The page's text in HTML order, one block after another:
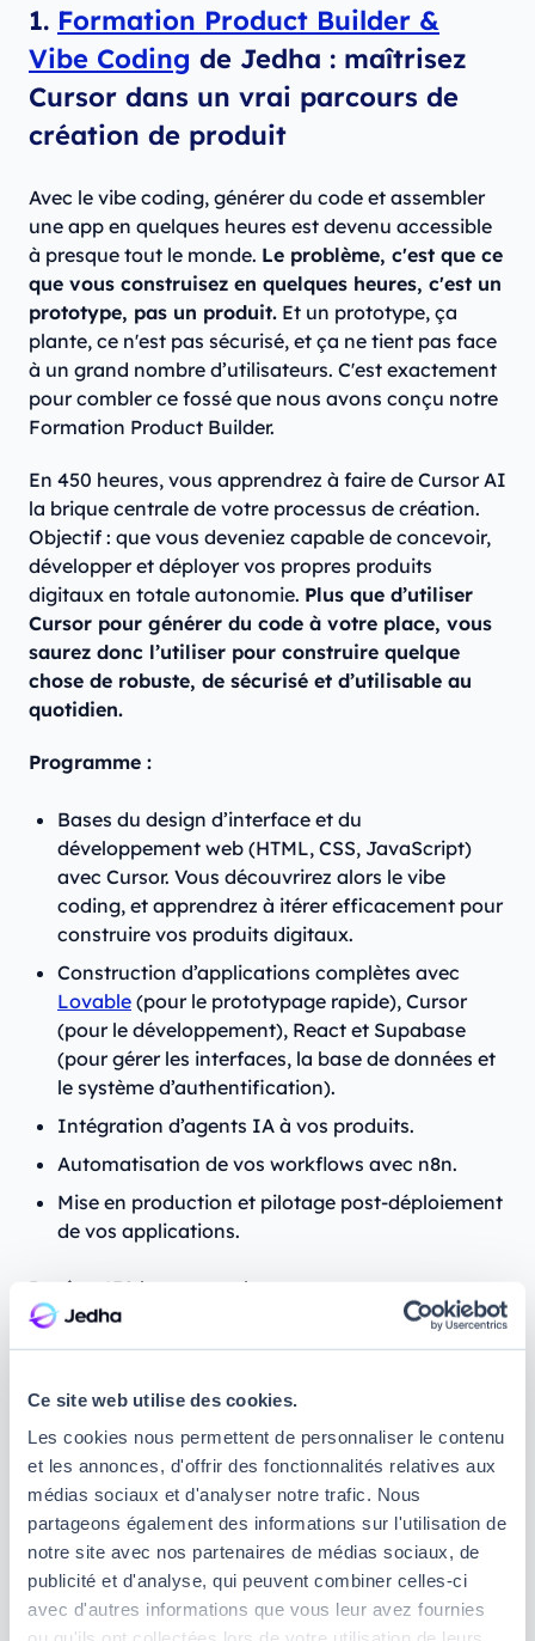
Ce site web utilise des cookies.
Les cookies nous permettent de personnaliser le contenu
et les annonces, d'offrir des fonctionnalités relatives aux
médias sociaux et d'analyser notre trafic. Nous
partageons également des informations sur l'utilisation de
notre site avec nos partenaires de médias sociaux, de
publicité et d'analyse, qui peuvent combiner celles-ci
avec d'autres informations que vous leur avez fournies
1. Formation Product Builder &
Vibe Coding de Jedha : maîtrisez
Cursor dans un vrai parcours de
création de produit
Avec le vibe coding, générer du code et assembler
une app en quelques heures est devenu accessible
à presque tout le monde. Le problème, c'est que ce
que vous construisez en quelques heures, c'est un
prototype, pas un produit. Et un prototype, ça
plante, ce n'est pas sécurisé, et ça ne tient pas face
à un grand nombre d’utilisateurs. C'est exactement
pour combler ce fossé que nous avons conçu notre
Formation Product Builder.
En 450 heures, vous apprendrez à faire de Cursor AI
la brique centrale de votre processus de création.
Objectif : que vous deveniez capable de concevoir,
développer et déployer vos propres produits
digitaux en totale autonomie. Plus que d’utiliser
Cursor pour générer du code à votre place, vous
saurez donc l’utiliser pour construire quelque
chose de robuste, de sécurisé et d’utilisable au
quotidien.
Programme :
Bases du design d’interface et du
développement web (HTML, CSS, JavaScript)
avec Cursor. Vous découvrirez alors le vibe
coding, et apprendrez à itérer efficacement pour
construire vos produits digitaux.
Construction d’applications complètes avec
Lovable (pour le prototypage rapide), Cursor
(pour le développement), React et Supabase
(pour gérer les interfaces, la base de données et
le système d’authentification).
Intégration d’agents IA à vos produits.
Automatisation de vos workflows avec n8n.
Mise en production et pilotage post-déploiement
de vos applications.
Durée :
450 heures, sachant que vous pourrez
suivre cette formation en 3 mois à temps plein, ou
en 7 mois à temps partiel.
Modalités : formation proposée sur nos 10 campus
en France (
Marseille Lyon Strasbourg
entièrement en ligne, ou en format hybride.
Prérequis :
Maîtriser les bases du no-code et de
l'automatisation, ou à défaut, suivre notre
Formation en No Code pour les débutantssi